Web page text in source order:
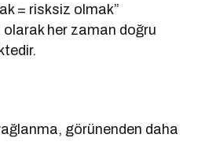
= risksiz olmak”
her zaman doğru
görünenden daha